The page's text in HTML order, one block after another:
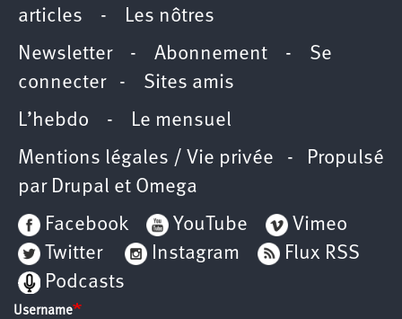
articles - Les nôtres
Newsletter- Abonnement - Se
connecter- Sites amis
L’hebdo - Le mensuel
Mentions légales / Vie privée - Propulsé
par Drupal et Omega
Facebook
YouTube
Vimeo
Twitter
Instagram
Flux RSS
Podcasts
Username